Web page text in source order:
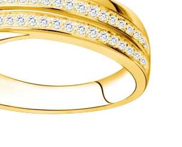
de moi Mot de passe oublié ?
S'IDENTIFIER
MON COMPTE